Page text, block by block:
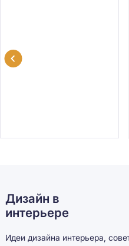
Дизайн в
интерьере
Идеи дизайна интерьера,